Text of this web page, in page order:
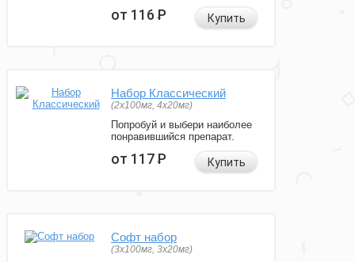
от 116Р Купить
Набор Классический
(2x100мг, 4x20мг)
Попробуй и выбери наиболее
понравившийся препарат.
от 117Р Купить
Софт набор
(3x100мг, 3x20мг)